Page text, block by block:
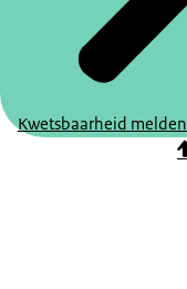
Kwetsbaarheid melden